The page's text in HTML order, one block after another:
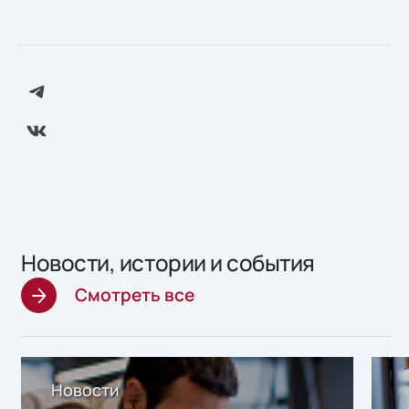
Новости, истории и события
Смотреть все
Новости